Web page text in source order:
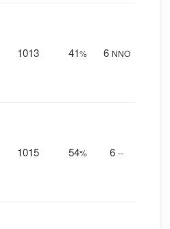
1013 41% 6 NNO
1015 54% 6 --